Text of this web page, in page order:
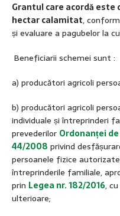
Grantul care acordă
hectar calamitat,
și evaluare a pagubelor la
Beneficiarii schemei sunt :
a) producători agricoli
b) producători agricoli
individuale și întreprinderi
prevederilor Ordonanței
44/2008 privind
persoanele fizice
întreprinderile familiale,
prin Legea nr. 182/2016,
ulterioare;